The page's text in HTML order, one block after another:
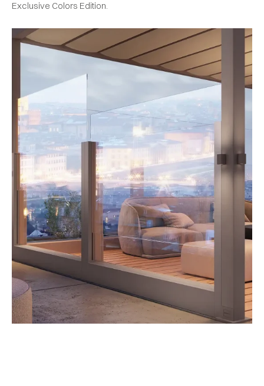
Exclusive Colors Edition.